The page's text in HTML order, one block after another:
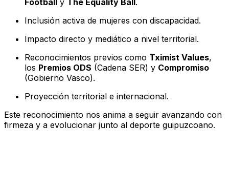
Football y The Equality Ball.
Inclusión activa de mujeres con discapacidad.
Impacto directo y mediático a nivel territorial.
Reconocimientos previos como Tximist Values,
los Premios ODS (Cadena SER) y Compromiso
(Gobierno Vasco).
Proyección territorial e internacional.
Este reconocimiento nos anima a seguir avanzando con
firmeza y a evolucionar junto al deporte guipuzcoano.